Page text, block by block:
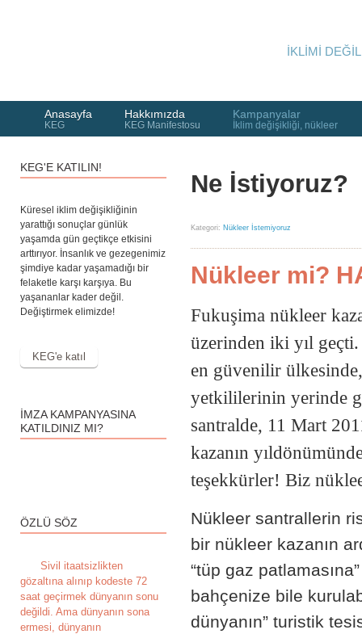
İKLİMİ
Anasayfa
KEG
Hakkımızda
KEG Manifestosu
Kampanyalar
İklim değişikliği, nükleer
Ne İstiyoruz?
Kategori: Nükleer İstemiyoruz
Nükleer mi?
Fukuşima nükleer
üzerinden iki yıl
en güvenilir
yetkililerinin yerinde
santralde, 11 Mart
kazanın
teşekkürler! Biz
Nükleer santrallerin
bir nükleer kazanın
“tüp gaz
bahçenize bile
dünyanın” turistik
KEG'E KATILIN!
Küresel iklim değişikliğinin
yarattığı sonuçlar günlük
yaşamda gün geçtikçe etkisini
arttırıyor. İnsanlık ve gezegenimiz
şimdiye kadar yaşamadığı bir
felaketle karşı karşıya. Bu
yaşananlar kader değil.
Değiştirmek elimizde!
İMZA KAMPANYASINA
KATILDINIZ MI?
ÖZLÜ SÖZ
Sivil itaatsizlikten
gözaltına alınıp kodeste 72
saat geçirmek dünyanın sonu
değildi. Ama dünyanın sona
ermesi, dünyanın